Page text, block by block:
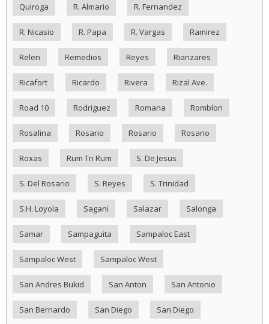
Quiroga R. Almario R. Fernandez
R. Nicasio R. Papa R. Vargas Ramirez
Relen Remedios Reyes Rianzares
Ricafort Ricardo Rivera Rizal Ave.
Road 10 Rodriguez Romana Romblon
Rosalina Rosario Rosario Rosario
Roxas Rum Tri Rum S. De Jesus
S. Del Rosario S. Reyes S. Trinidad
S.H. Loyola Sagani Salazar Salonga
Samar Sampaguita Sampaloc East
Sampaloc West Sampaloc West
San Andres Bukid San Anton San Antonio
San Bernardo San Diego San Diego